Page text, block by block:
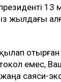
13
жылдағы
отырған
емес,
саяси-